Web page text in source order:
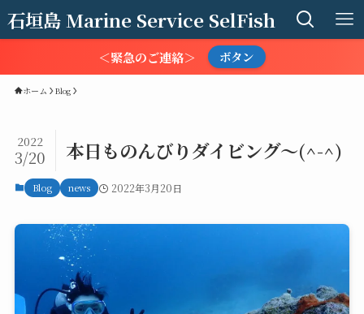
石垣島 Marine Service SelFish
＜緊急のご連絡＞ ボタン
ホーム Blog
本日ものんびりダイビング〜(^-^)
2022
3/20
Blog news 2022年3月20日